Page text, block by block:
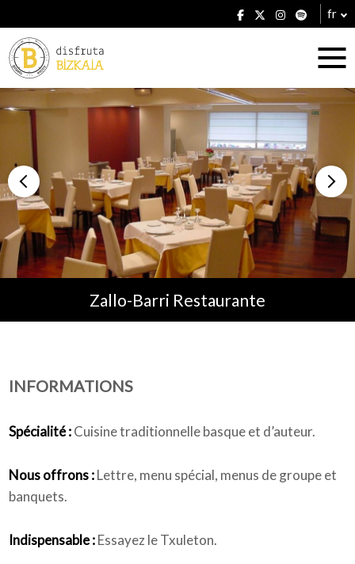
fr
Hébergement
Établissements
Plans
Zallo-Barri Restaurante
INFORMATIONS
Spécialité :Cuisine traditionnelle basque et d’auteur.
Nous offrons :Lettre, menu spécial, menus de groupe et
banquets.
Indispensable :Essayez le Txuleton.